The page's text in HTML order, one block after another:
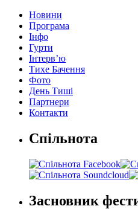
Новини
Програма
Інфо
Гурти
Інтерв’ю
Тихе Бачення
Фото
День Тиші
Партнери
Контакти
Спільнота
Засновник